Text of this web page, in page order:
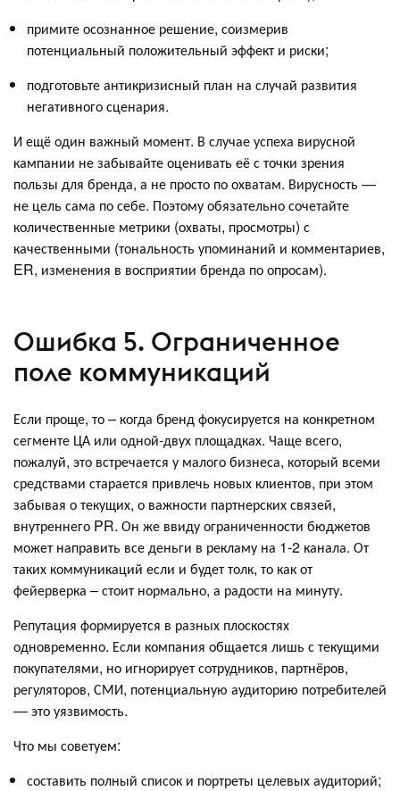
примите осознанное решение, соизмерив
потенциальный положительный эффект и риски;
подготовьте антикризисный план на случай развития
негативного сценария.
И ещё один важный момент. В случае успеха вирусной
кампании не забывайте оценивать её с точки зрения
пользы для бренда, а не просто по охватам. Вирусность —
не цель сама по себе. Поэтому обязательно сочетайте
количественные метрики (охваты, просмотры) с
качественными (тональность упоминаний и комментариев,
ER, изменения в восприятии бренда по опросам).
Ошибка 5. Ограниченное
поле коммуникаций
Если проще, то – когда бренд фокусируется на конкретном
сегменте ЦА или одной-двух площадках. Чаще всего,
пожалуй, это встречается у малого бизнеса, который всеми
средствами старается привлечь новых клиентов, при этом
забывая о текущих, о важности партнерских связей,
внутреннего PR. Он же ввиду ограниченности бюджетов
может направить все деньги в рекламу на 1-2 канала. От
таких коммуникаций если и будет толк, то как от
фейерверка – стоит нормально, а радости на минуту.
Репутация формируется в разных плоскостях
одновременно. Если компания общается лишь с текущими
покупателями, но игнорирует сотрудников, партнёров,
регуляторов, СМИ, потенциальную аудиторию потребителей
— это уязвимость.
Что мы советуем:
составить полный список и портреты целевых аудиторий;